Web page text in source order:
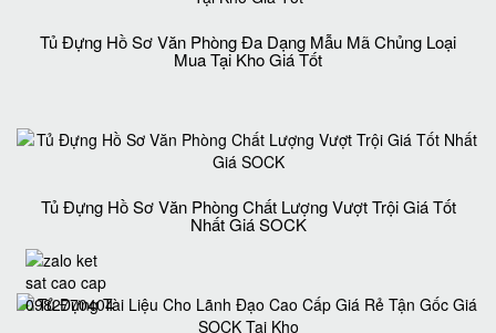
Tủ Đựng Hồ Sơ Văn Phòng Đa Dạng Mẫu Mã Chủng Loại
Mua Tại Kho Giá Tốt
Tủ Đựng Hồ Sơ Văn Phòng Chất Lượng Vượt Trội Giá Tốt
Nhất Giá SOCK